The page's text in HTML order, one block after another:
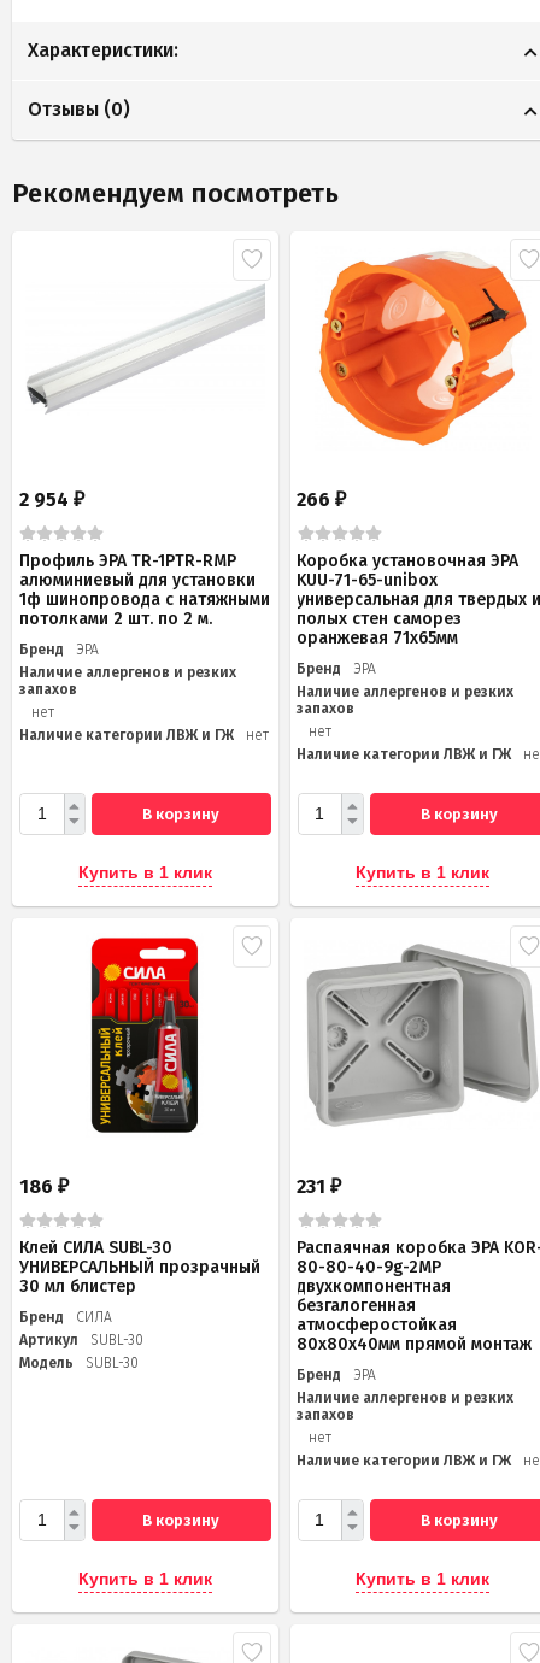
Характеристики:
Отзывы (0)
Рекомендуем посмотреть
2 954 ₽
Профиль ЭРА TR-1PTR-RMP
алюминиевый для установки
1ф шинопровода с натяжными
потолками 2 шт. по 2 м.
Бренд
ЭРА
Наличие аллергенов и резких
запахов
нет
Наличие категории ЛВЖ и ГЖ
нет
В корзину
Купить в 1 клик
266₽
Коробка установочная ЭРА
KUU-71-65-unibox
универсальная для твердых
полых стен саморез
оранжевая 71х65мм
Бренд
ЭРА
Наличие аллергенов и резких
запахов
нет
Наличие категории ЛВЖ и ГЖ
В корзину
Купить в 1 клик
186 ₽
Клей СИЛА SUBL-30
УНИВЕРСАЛЬНЫЙ прозрачный
30 мл блистер
Бренд
СИЛА
Артикул
SUBL-30
Модель
SUBL-30
В корзину
Купить в 1 клик
231₽
Распаячная коробка ЭРА
80-80-40-9g-2MP
двухкомпонентная
безгалогенная
атмосферостойкая
80х80х40мм прямой монтаж
Бренд
ЭРА
Наличие аллергенов и резких
запахов
нет
Наличие категории ЛВЖ и ГЖ
В корзину
Купить в 1 клик